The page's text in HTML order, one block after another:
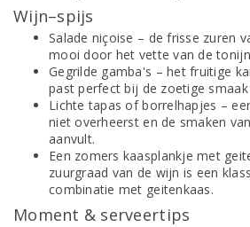
Wijn–spijs
Salade niçoise – de frisse zuren
mooi door het vette van de
Gegrilde gamba's – het fruitige
past perfect bij de zoetige smaak
Lichte tapas of borrelhapjes –
niet overheerst en de smaken
aanvult.
Een zomers kaasplankje met
zuurgraad van de wijn is een
combinatie met geitenkaas.
Moment & serveertips